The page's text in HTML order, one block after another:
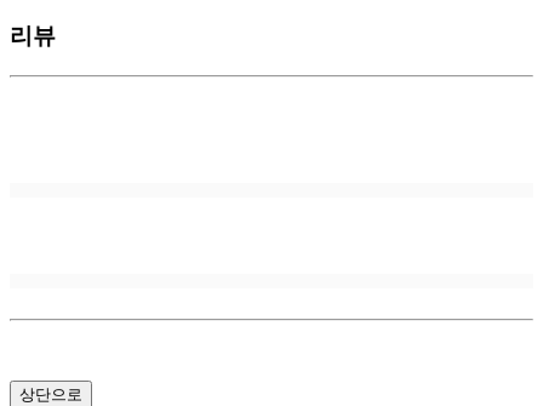
리뷰
상단으로